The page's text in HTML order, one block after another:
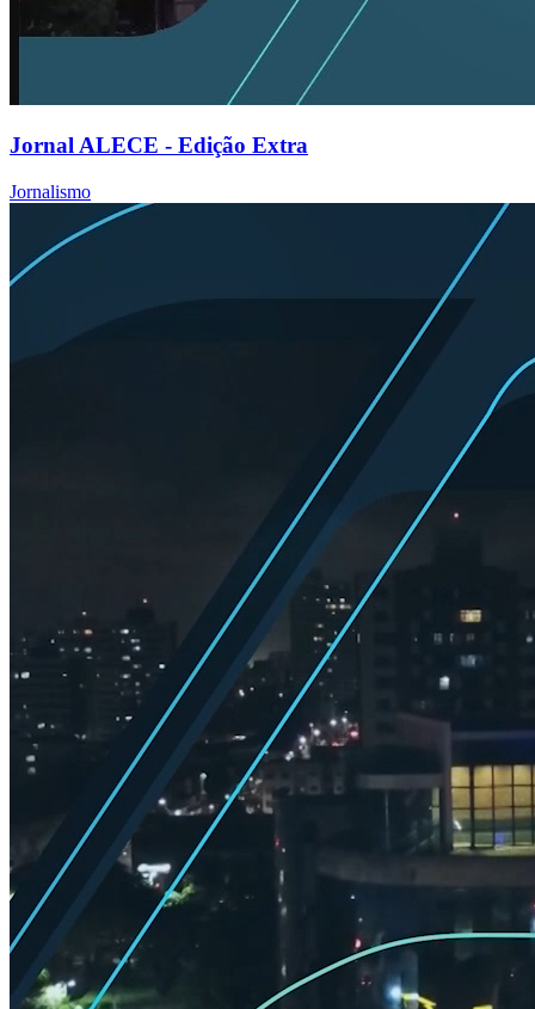
Jornal ALECE - Edição Extra
Jornalismo